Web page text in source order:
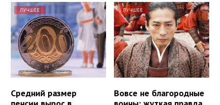
ЛУЧШЕЕ
Средний размер
ЛУЧШЕЕ
Вовсе не благородные